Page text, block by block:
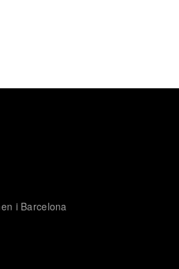
i Barcelona